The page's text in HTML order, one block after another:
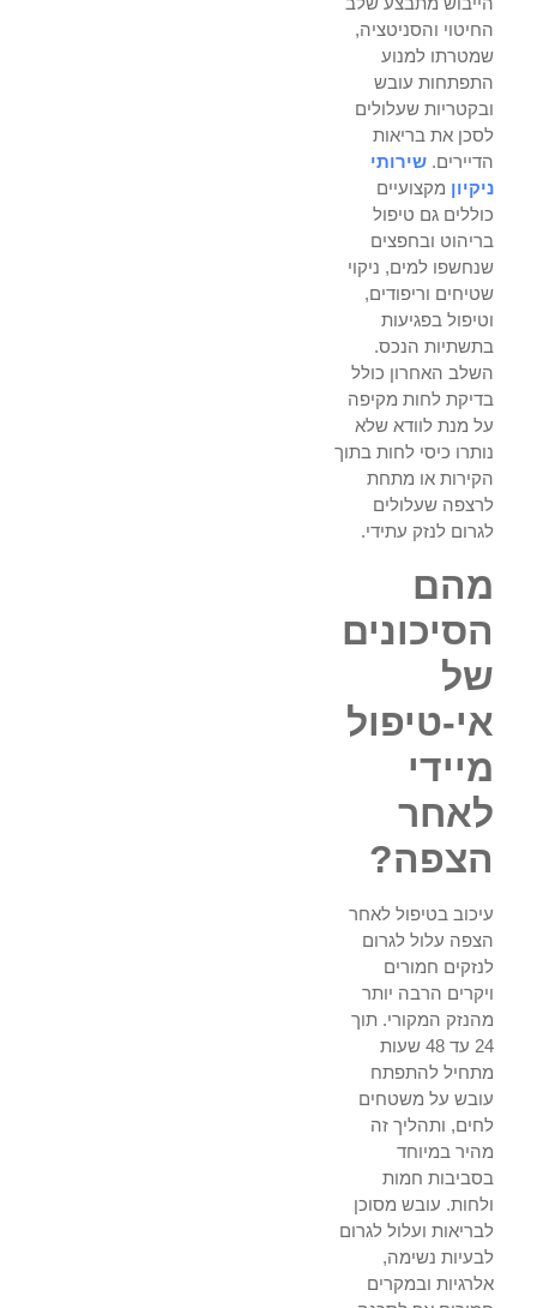
החיטוי והסניטציה,
שמטרתו למנוע
התפתחות עובש
ובקטריות שעלולים
לסכן את בריאות
הדיירים.שירותי
ניקיון מקצועיים
כוללים גם טיפול
בריהוט ובחפצים
שנחשפו למים, ניקוי
שטיחים וריפודים,
וטיפול בפגיעות
בתשתיות הנכס.
השלב האחרון כולל
בדיקת לחות מקיפה
על מנת לוודא שלא
נותרו כיסי לחות בתוך
הקירות או מתחת
לרצפה שעלולים
לגרום לנזק עתידי.
מהם
הסיכונים
של
אי-טיפול
מיידי
לאחר
הצפה?
עיכוב בטיפול לאחר
הצפה עלול לגרום
לנזקים חמורים
ויקרים הרבה יותר
מהנזק המקורי. תוך
24 עד 48 שעות
מתחיל להתפתח
עובש על משטחים
לחים, ותהליך זה
מהיר במיוחד
בסביבות חמות
ולחות. עובש מסוכן
לבריאות ועלול לגרום
לבעיות נשימה,
אלרגיות ובמקרים